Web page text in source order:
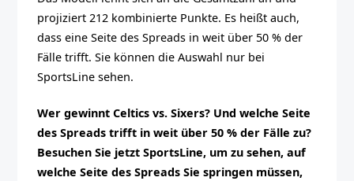
projiziert 212 kombinierte Punkte. Es heißt auch,
dass eine Seite des Spreads in weit über 50 % der
Fälle trifft. Sie können die Auswahl nur bei
SportsLine sehen.
Wer gewinnt Celtics vs. Sixers? Und welche Seite
des Spreads trifft in weit über 50 % der Fälle zu?
Besuchen Sie jetzt SportsLine, um zu sehen, auf
welche Seite des Spreads Sie springen müssen,